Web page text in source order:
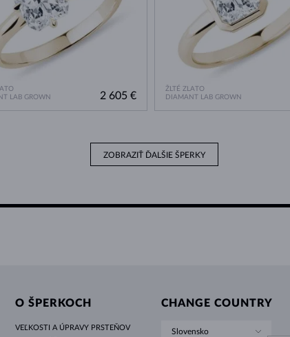
LAB GROWN
2 605 €
ŽLTÉ ZLATO
DIAMANT LAB GROWN
ZOBRAZIŤ ĎALŠIE ŠPERKY
O ŠPERKOCH
VEĽKOSTI A ÚPRAVY PRSTEŇOV
CHANGE COUNTRY
Slovensko